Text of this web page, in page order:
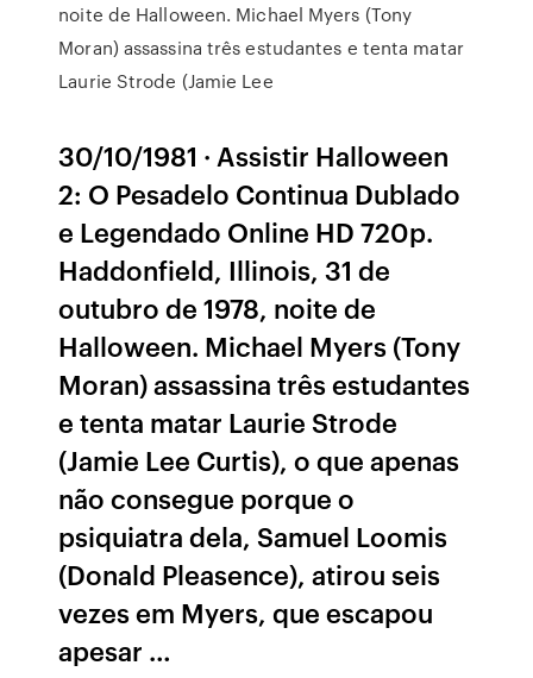
noite de Halloween. Michael Myers (Tony
Moran) assassina três estudantes e tenta matar
Laurie Strode (Jamie Lee
30/10/1981 · Assistir Halloween
2: O Pesadelo Continua Dublado
e Legendado Online HD 720p.
Haddonfield, Illinois, 31 de
outubro de 1978, noite de
Halloween. Michael Myers (Tony
Moran) assassina três estudantes
e tenta matar Laurie Strode
(Jamie Lee Curtis), o que apenas
não consegue porque o
psiquiatra dela, Samuel Loomis
(Donald Pleasence), atirou seis
vezes em Myers, que escapou
apesar …